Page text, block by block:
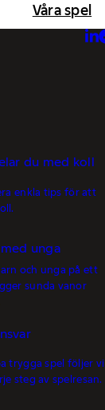
du med koll
enkla tips för att
unga
och unga på ett
sunda vanor
trygga spel följer vi
steg av spelresan.
Våra spel